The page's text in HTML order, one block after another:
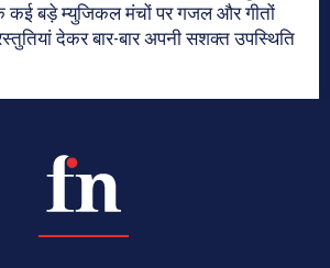
बड़े म्युजिकल मंचों पर गजल और गीतों
देकर बार-बार अपनी सशक्त उपस्थिति